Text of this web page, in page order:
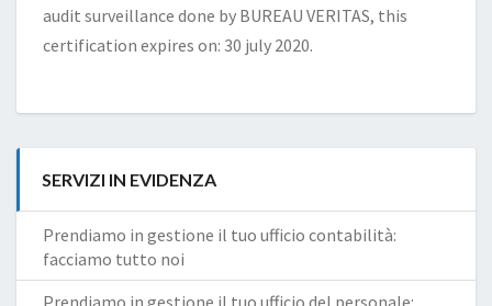
audit surveillance done by BUREAU VERITAS, this
certification expires on: 30 july 2020.
SERVIZI IN EVIDENZA
Prendiamo in gestione il tuo ufficio contabilità:
facciamo tutto noi
Prendiamo in gestione il tuo ufficio del personale: